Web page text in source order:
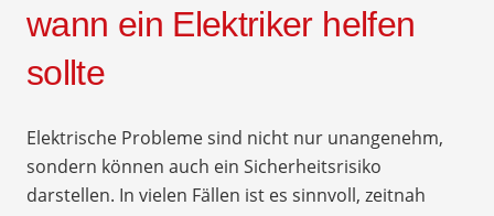
wann ein Elektriker helfen
sollte
Elektrische Probleme sind nicht nur unangenehm,
sondern können auch ein Sicherheitsrisiko
darstellen. In vielen Fällen ist es sinnvoll, zeitnah